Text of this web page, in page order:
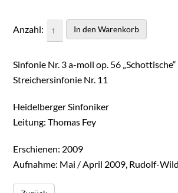
Anzahl:
Sinfonie Nr. 3 a-moll op. 56 „Schottische“
Streichersinfonie Nr. 11
Heidelberger Sinfoniker
Leitung: Thomas Fey
Erschienen: 2009
Aufnahme: Mai / April 2009, Rudolf-